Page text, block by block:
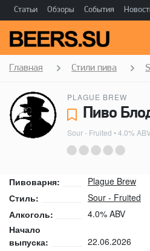
Статьи Обзоры События
Главная Стили пива
PLAGUE BREW
Sour - Fruited • 4.0%
Пивоварня:
Plague Brew
Стиль:
Sour - Fruited
Алкоголь:
4.0% ABV
Начало
выпуска:
22.06.2026